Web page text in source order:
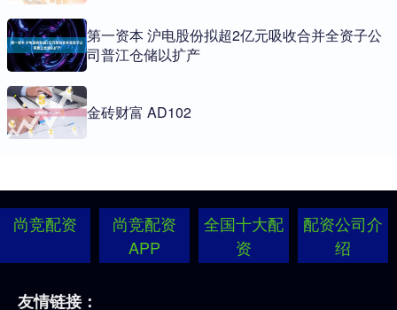
第一资本 沪电股份拟超2亿元吸收合并全资子公
司普江仓储以扩产
金砖财富 AD102
尚竞配资
尚竞配资
APP
全国十大配
资
配资公司介
绍
友情链接：